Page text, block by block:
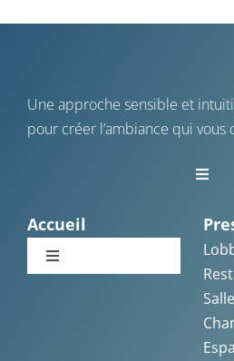
Une approche sensible et
pour créer l’ambiance qui vous
Toggle
Vannes
La Baule
Accueil
Toggle